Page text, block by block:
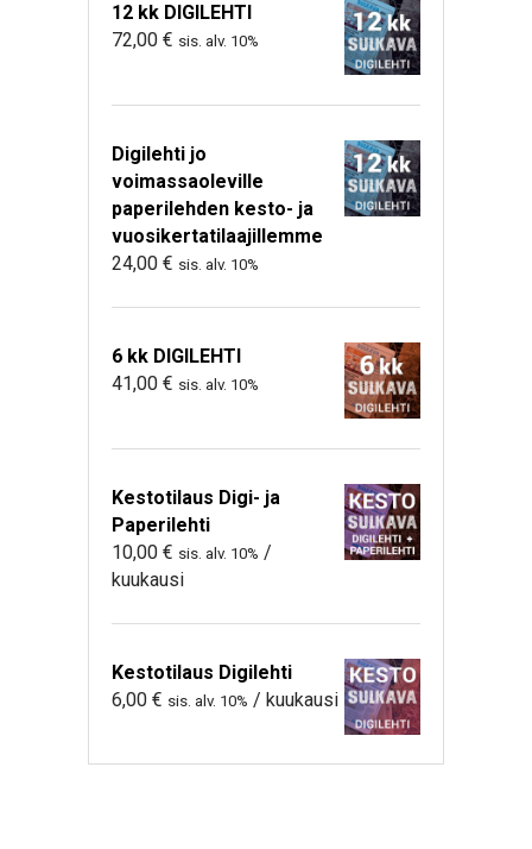
12 kk DIGILEHTI
72,00 € sis. alv. 10%
Digilehti jo
voimassaoleville
paperilehden kesto- ja
vuosikertatilaajillemme
24,00 € sis. alv. 10%
6 kk DIGILEHTI
41,00 € sis. alv. 10%
Kestotilaus Digi- ja
Paperilehti
10,00 € sis. alv. 10% /
kuukausi
Kestotilaus Digilehti
6,00 € sis. alv. 10% / kuukausi